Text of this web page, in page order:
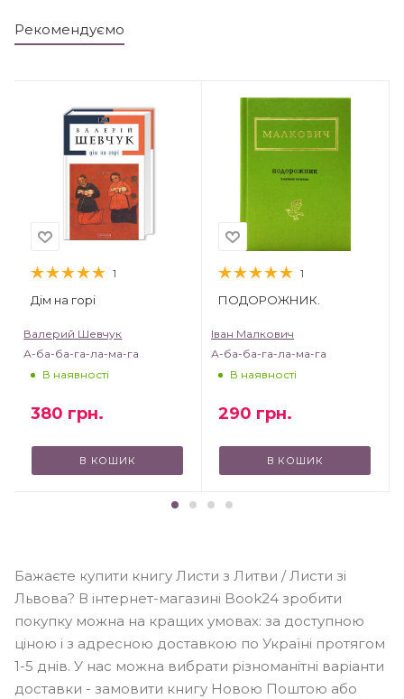
Рекомендуємо
1
Дім на горі
Валерий Шевчук
А-ба-ба-га-ла-ма-га
В наявності
380 грн.
В КОШИК
1
ПОДОРОЖНИК.
Іван Малкович
А-ба-ба-га-ла-ма-га
В наявності
290 грн.
В КОШИК
Бажаєте купити книгу Листи з Литви / Листи зі
Львова? В інтернет-магазині Book24 зробити
покупку можна на кращих умовах: за доступною
ціною і з адресною доставкою по Україні протягом
1-5 днів. У нас можна вибрати різноманітні варіанти
доставки - замовити книгу Новою Поштою або